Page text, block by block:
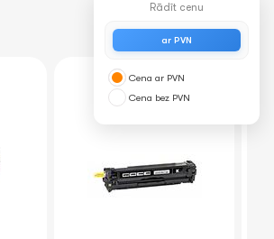
Rādīt cenu
ar PVN
Cena ar PVN
Cena bez PVN